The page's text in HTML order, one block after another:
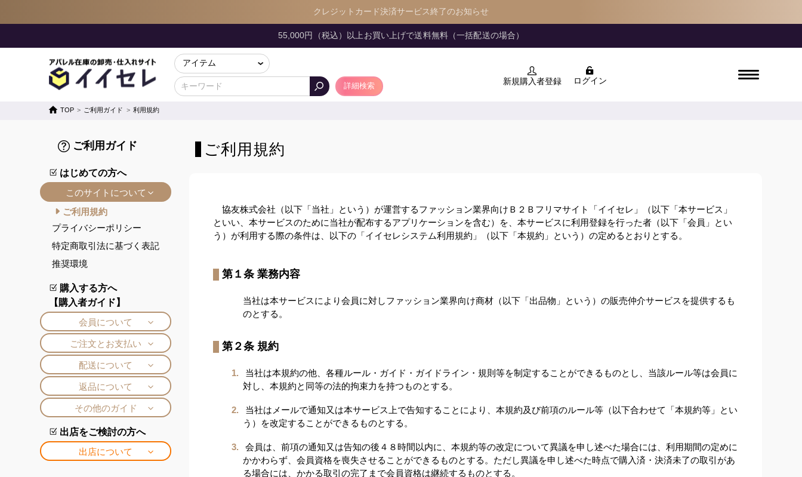
クレジットカード決済サービス終了のお知らせ
55,000円（税込）以上お買い上げで送料無料（一括配送の場合）
詳細検索 新規購入者登録 ログイン
TOP ご利用ガイド 利用規約
ご利用ガイド
はじめての方へ
このサイトについて
ご利用規約
プライバシーポリシー
特定商取引法に基づく表記
推奨環境
購入する方へ
【購入者ガイド】
会員について
新規購入者登録
ログイン
パスワードの変更
会員情報の変更
お届け先の追加・変更
ご注文とお支払い
ご注文の流れ
取引ステータスについて
評価機能(レビュー)について
決済方法について
問い合わせについて
納品書PDFのダウンロード
配送について
お届け日数・配送状況
返品について
返品交換の手順
注意事項・返金について
その他のガイド
よくある質問
退会について
出店をご検討の方へ
出店について
ご利用規約
協友株式会社（以下「当社」という）が運営するファッション業界向けＢ２Ｂフリマサイト「イイセレ」（以下「本サービス」
といい、本サービスのために当社が配布するアプリケーションを含む）を、本サービスに利用登録を行った者（以下「会員」とい
う）が利用する際の条件は、以下の「イイセレシステム利用規約」（以下「本規約」という）の定めるとおりとする。
第１条 業務内容
当社は本サービスにより会員に対しファッション業界向け商材（以下「出品物」という）の販売仲介サービスを提供するも
のとする。
第２条 規約
当社は本規約の他、各種ルール・ガイド・ガイドライン・規則等を制定することができるものとし、当該ルール等は会員に
対し、本規約と同等の法的拘束力を持つものとする。
当社はメールで通知又は本サービス上で告知することにより、本規約及び前項のルール等（以下合わせて「本規約等」とい
う）を改定することができるものとする。
会員は、前項の通知又は告知の後４８時間以内に、本規約等の改定について異議を申し述べた場合には、利用期間の定めに
かかわらず、会員資格を喪失させることができるものとする。ただし異議を申し述べた時点で購入済・決済未了の取引があ
る場合には、かかる取引の完了まで会員資格は継続するものとする。